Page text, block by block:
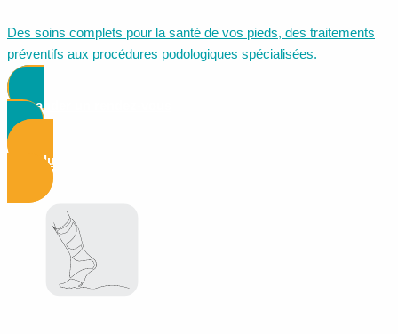
Des soins complets pour la santé de vos pieds, des traitements
préventifs aux procédures podologiques spécialisées.
Demander un rendez-vous
Voir plus d'informations